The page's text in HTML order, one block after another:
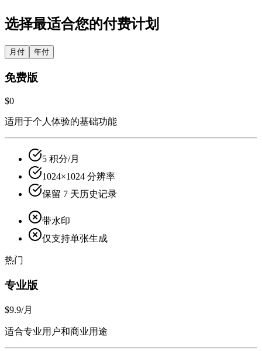
选择最适合您的付费计划
月付 年付
免费版
$0
适用于个人体验的基础功能
5 积分/月
1024×1024 分辨率
保留 7 天历史记录
带水印
仅支持单张生成
热门
专业版
$9.9/月
适合专业用户和商业用途